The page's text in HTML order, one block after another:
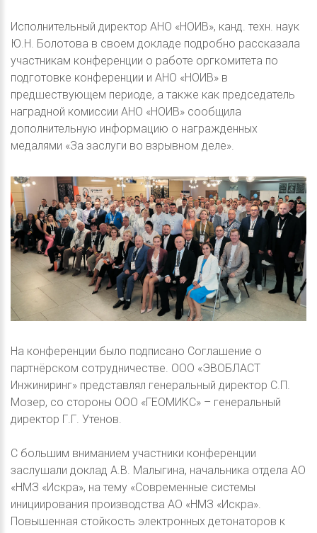
Исполнительный директор АНО «НОИВ», канд. техн. наук
Ю.Н. Болотова в своем докладе подробно рассказала
участникам конференции о работе оргкомитета по
подготовке конференции и АНО «НОИВ» в
предшествующем периоде, а также как председатель
наградной комиссии АНО «НОИВ» сообщила
дополнительную информацию о награжденных
медалями «За заслуги во взрывном деле».
На конференции было подписано Соглашение о
партнёрском сотрудничестве. ООО «ЭВОБЛАСТ
Инжиниринг» представлял генеральный директор С.П.
Мозер, со стороны ООО «ГЕОМИКС» – генеральный
директор Г.Г. Утенов.
С большим вниманием участники конференции
заслушали доклад А.В. Малыгина, начальника отдела АО
«НМЗ «Искра», на тему «Современные системы
инициирования производства АО «НМЗ «Искра».
Повышенная стойкость электронных детонаторов к